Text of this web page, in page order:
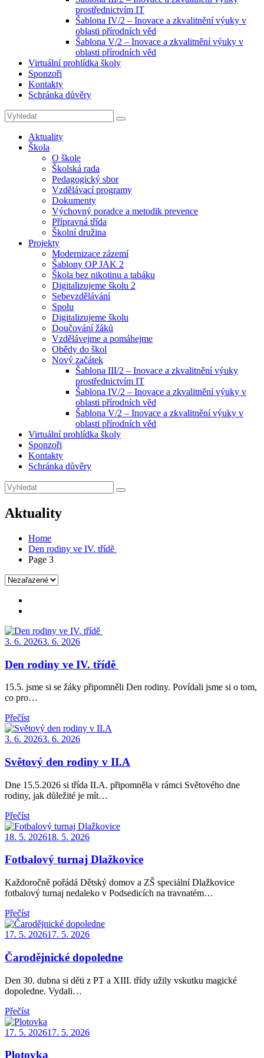
prostřednictvím IT
Šablona IV/2 – Inovace a zkvalitnění výuky v
oblasti přírodních věd
Šablona V/2 – Inovace a zkvalitnění výuky v
oblasti přírodních věd
Virtuální prohlídka školy
Sponzoři
Kontakty
Schránka důvěry
Search
for:
Search
Aktuality
Škola
O škole
Školská rada
Pedagogický sbor
Vzdělávací programy
Dokumenty
Výchovný poradce a metodik prevence
Přípravná třída
Školní družina
Projekty
Modernizace zázemí
Šablony OP JAK 2
Škola bez nikotinu a tabáku
Digitalizujeme školu 2
Sebevzdělávání
Spolu
Digitalizujeme školu
Doučování žáků
Vzdělávejme a pomáhejme
Obědy do škol
Nový začátek
Šablona III/2 – Inovace a zkvalitnění výuky
prostřednictvím IT
Šablona IV/2 – Inovace a zkvalitnění výuky v
oblasti přírodních věd
Šablona V/2 – Inovace a zkvalitnění výuky v
oblasti přírodních věd
Virtuální prohlídka školy
Sponzoři
Kontakty
Schránka důvěry
Search
for:
Search
Aktuality
Home
Den rodiny ve IV. třídě
Page 3
Posted
3. 6. 20263. 6. 2026
Den rodiny ve IV. třídě
15.5. jsme si se žáky připomněli Den rodiny. Povídali jsme si o tom,
co pro…
Přečíst
Posted
3. 6. 20263. 6. 2026
Světový den rodiny v II.A
Dne 15.5.2026 si třída II.A. připomněla v rámci Světového dne
rodiny, jak důležité je mít…
Přečíst
Posted
18. 5. 202618. 5. 2026
Fotbalový turnaj Dlažkovice
Každoročně pořádá Dětský domov a ZŠ speciální Dlažkovice
fotbalový turnaj nedaleko v Podsedicích na travnatém…
Přečíst
Posted
17. 5. 202617. 5. 2026
Čarodějnické dopoledne
Den 30. dubna si děti z PT a XIII. třídy užily vskutku magické
dopoledne. Vydali…
Přečíst
Posted
17. 5. 202617. 5. 2026
Plotovka